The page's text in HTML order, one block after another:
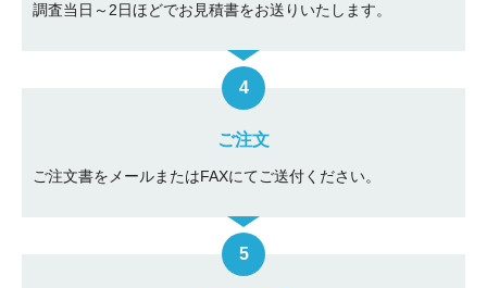
調査当日～2日ほどでお見積書をお送りいたします。
ご注文
ご注文書をメールまたはFAXにてご送付ください。